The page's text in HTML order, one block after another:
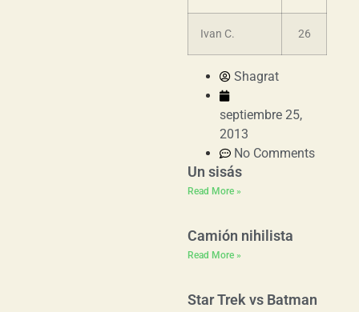
Ivan C. 26
Shagrat
septiembre 25,
2013
No Comments
Un sisás
Read More »
Camión nihilista
Read More »
Star Trek vs Batman